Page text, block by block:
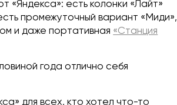
«Яндекса»: есть колонки «Лайт»
промежуточный вариант «Миди»,
и даже портативная «Станция
года отлично себя
для всех, кто хотел что-то